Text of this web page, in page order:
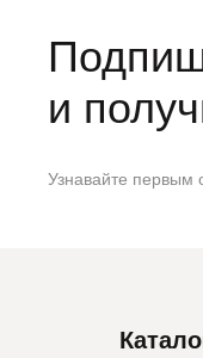
и
Узнавайте первым